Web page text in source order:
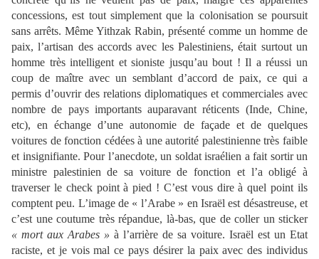
concessions, est tout simplement que la colonisation se poursuit
sans arrêts. Même Yithzak Rabin, présenté comme un homme de
paix, l’artisan des accords avec les Palestiniens, était surtout un
homme très intelligent et sioniste jusqu’au bout ! Il a réussi un
coup de maître avec un semblant d’accord de paix, ce qui a
permis d’ouvrir des relations diplomatiques et commerciales avec
nombre de pays importants auparavant réticents (Inde, Chine,
etc), en échange d’une autonomie de façade et de quelques
voitures de fonction cédées à une autorité palestinienne très faible
et insignifiante. Pour l’anecdote, un soldat israélien a fait sortir un
ministre palestinien de sa voiture de fonction et l’a obligé à
traverser le check point à pied ! C’est vous dire à quel point ils
comptent peu. L’image de « l’Arabe » en Israël est désastreuse, et
c’est une coutume très répandue, là-bas, que de coller un sticker
« mort aux Arabes » à l’arrière de sa voiture. Israël est un Etat
raciste, et je vois mal ce pays désirer la paix avec des individus